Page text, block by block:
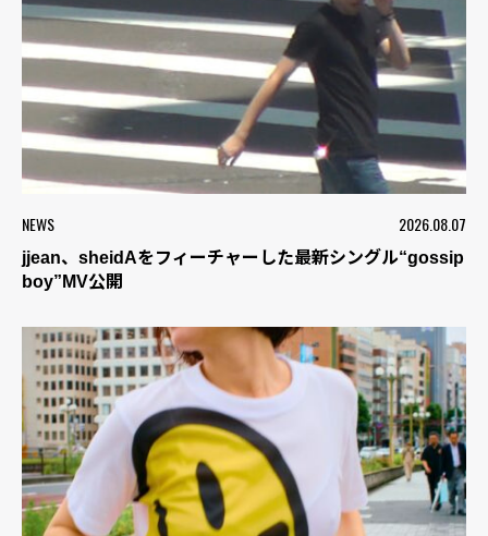
NEWS 2026.08.07
jjean、sheidAをフィーチャーした最新シングル“gossip
boy”MV公開